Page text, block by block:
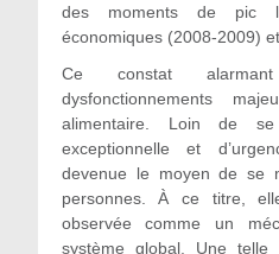
des moments de pic
économiques (2008-2009)
Ce constat
dysfonctionnements
alimentaire. Loin de
exceptionnelle et
devenue le moyen de se
personnes. À ce titre,
observée comme un
système global. Une